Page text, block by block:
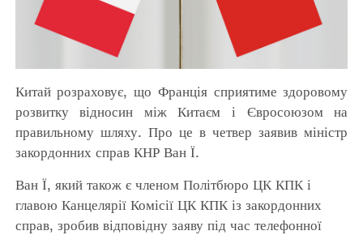
Китай розраховує, що Франція сприятиме здоровому
розвитку відносин між Китаєм і Євросоюзом на
правильному шляху. Про це в четвер заявив міністр
закордонних справ КНР Ван Ї.
Ван Ї, який також є членом Політбюро ЦК КПК і
главою Канцелярії Комісії ЦК КПК із закордонних
справ, зробив відповідну заяву під час телефонної